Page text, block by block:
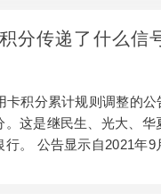
进步为我们带来了便捷
手机pos机慢慢的走进了
带来了新的变革，...
分传递了什么信
积分累计规则调整的公
这是继民生、光大、华
。 公告显示自2021年9